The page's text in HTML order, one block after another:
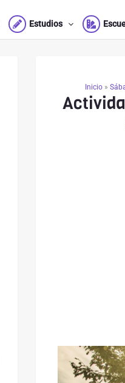
Estudios
Inicio »